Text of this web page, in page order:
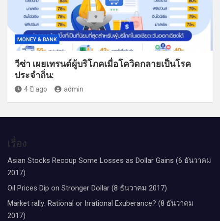
MONEY & BANK
วีซ่า เผยเทรนด์ผู้บริโภคเมื่อโควิดกลายเป็นโรค
ประจำถิ่น:
4 ปี ago admin
เรื่อง
Asian Stocks Recoup Some Losses as Dollar Gains (6 ธันวาคม
2017)
Oil Prices Dip on Stronger Dollar (8 ธันวาคม 2017)
Market rally: Rational or Irrational Exuberance? (8 ธันวาคม
2017)